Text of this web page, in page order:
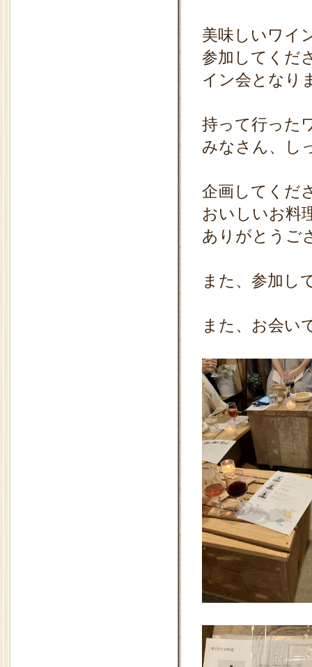
美味しいワイ
参加してくだ
イン会となり
持って行った
みなさん、し
企画してくだ
おいしいお料
ありがとうご
また、参加し
また、お会い